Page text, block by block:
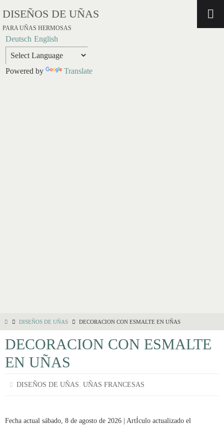
DISEÑOS DE UÑAS
PARA UÑAS HERMOSAS
Deutsch English
Powered by Translate
DISEÑOS DE UÑAS DECORACION CON ESMALTE EN UÑAS
DECORACION CON ESMALTE
EN UÑAS
DISEÑOS DE UÑAS,UÑAS FRANCESAS
Fecha actual sábado, 8 de agosto de 2026 | ArtÍculo actualizado el